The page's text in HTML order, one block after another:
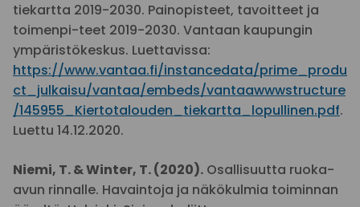
tiekartta 2019-2030. Painopisteet, tavoitteet ja
toimenpi-teet 2019-2030. Vantaan kaupungin
ympäristökeskus. Luettavissa:
https://www.vantaa.fi/instancedata/prime_produ
ct_julkaisu/vantaa/embeds/vantaawwwstructure
/145955_Kiertotalouden_tiekartta_lopullinen.pdf.
Luettu 14.12.2020.
Niemi, T. & Winter, T. (2020). Osallisuutta ruoka-
avun rinnalle. Havaintoja ja näkökulmia toiminnan